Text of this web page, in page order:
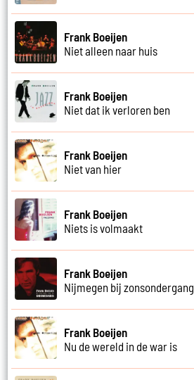
Frank Boeijen
Niet alleen naar huis
Frank Boeijen
Niet dat ik verloren ben
Frank Boeijen
Niet van hier
Frank Boeijen
Niets is volmaakt
Frank Boeijen
Nijmegen bij zonsondergang
Frank Boeijen
Nu de wereld in de war is